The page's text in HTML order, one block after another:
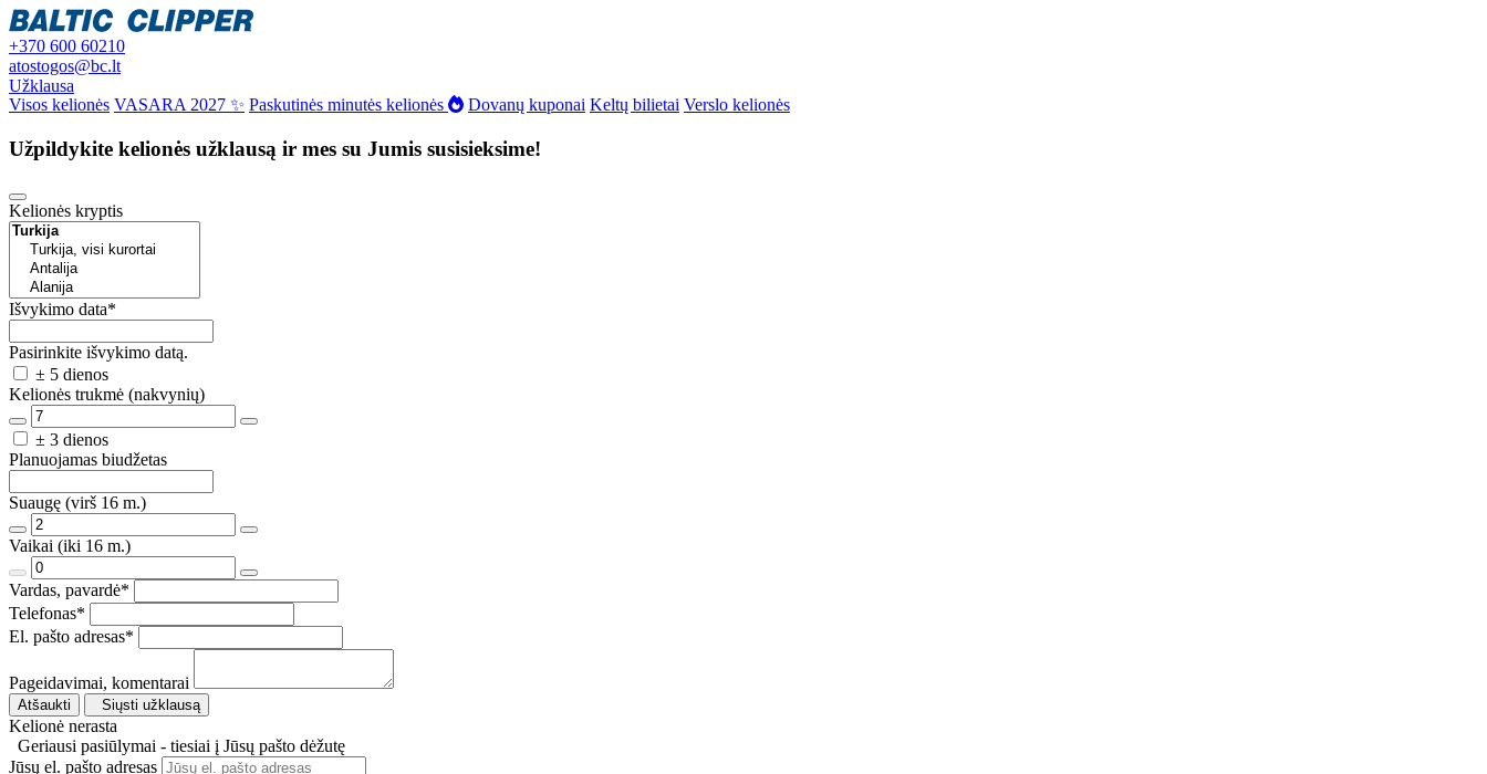
+370 600 60210
atostogos@bc.lt
Užklausa
Visos kelionės VASARA 2027 ✨ Paskutinės minutės kelionės Dovanų kuponai Keltų bilietai Verslo kelionės
Užpildykite kelionės užklausą ir mes su Jumis susisieksime!
Kelionės kryptis
Išvykimo data*
Pasirinkite išvykimo datą.
± 5 dienos
Kelionės trukmė (nakvynių)
± 3 dienos
Planuojamas biudžetas
Suaugę (virš 16 m.)
Vaikai (iki 16 m.)
Vardas, pavardė*
Telefonas*
El. pašto adresas*
Pageidavimai, komentarai
Atšaukti Siųsti užklausą
Kelionė nerasta
Geriausi pasiūlymai - tiesiai į Jūsų pašto dėžutę
Jūsų el. pašto adresas